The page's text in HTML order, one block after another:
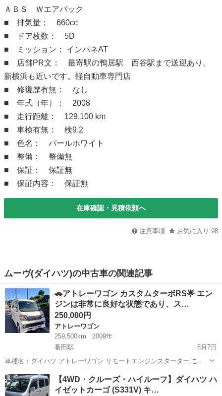
ＡＢＳ Ｗエアバック
■ 排気量： 660cc
■ ドア枚数： 5D
■ ミッション： インパネAT
■ 店舗PR文： 最寄駅の鴨居駅 西谷駅まで送迎あり。
新横浜も近いです。軽自動車専門店
■ 修復歴有無： なし
■ 年式（年）： 2008
■ 走行距離： 129,100 km
■ 車検有無： 検9.2
■ 色名： パールホワイト
■ 整備： 整備無
■ 保証： 保証無
■ 保証内容： 保証無
在庫確認・見積依頼へ
注意事項 お気に入り 98
ムーヴ(ダイハツ)の中古車の関連記事
🚗アトレーワゴン カスタムターボRS🌟 エン
ジンは非常に良好な状態であり、ス…
250,000円
アトレーワゴン
259,500km
2009年
番田駅
8月7日
車種名：ダイハツ アトレーワゴン リモートエンジンスターター この
車両は外部から遠隔操作で始動できる。 グレード：アトレーワゴン カ
スタムターボRS 色：パール 年式：2009年12月 車検満了日：2026年
11月 ...
神奈川 愛甲郡 アトレーワゴン
【4WD・クルーズ・ハイルーフ】ダイハツ ハ
イゼットカーゴ (S331V) キ…